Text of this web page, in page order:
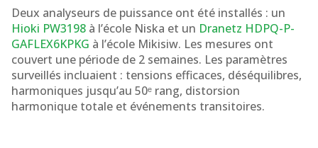
Deux analyseurs de puissance ont été installés : un
Hioki PW3198 à l’école Niska et un Dranetz HDPQ-P-
GAFLEX6KPKG à l’école Mikisiw. Les mesures ont
couvert une période de 2 semaines. Les paramètres
surveillés incluaient : tensions efficaces, déséquilibres,
harmoniques jusqu’au 50ᵉ rang, distorsion
harmonique totale et événements transitoires.